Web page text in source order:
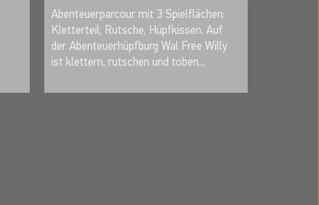
MERKEN
Abenteuerparcour mit 3 Spielflächen:
Kletterteil, Rutsche, Hüpfkissen. Auf
der Abenteuerhüpfburg Wal Free Willy
ist klettern, rutschen und toben...